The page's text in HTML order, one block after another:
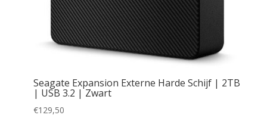
Seagate Expansion Externe Harde Schijf | 2TB
| USB 3.2 | Zwart
€129,50